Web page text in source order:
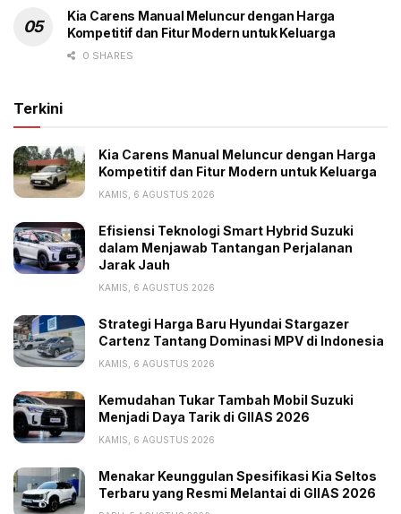
Kia Carens Manual Meluncur dengan Harga
Kompetitif dan Fitur Modern untuk Keluarga
0 SHARES
Terkini
Kia Carens Manual Meluncur dengan Harga
Kompetitif dan Fitur Modern untuk Keluarga
KAMIS, 6 AGUSTUS 2026
Efisiensi Teknologi Smart Hybrid Suzuki
dalam Menjawab Tantangan Perjalanan
Jarak Jauh
KAMIS, 6 AGUSTUS 2026
Strategi Harga Baru Hyundai Stargazer
Cartenz Tantang Dominasi MPV di Indonesia
KAMIS, 6 AGUSTUS 2026
Kemudahan Tukar Tambah Mobil Suzuki
Menjadi Daya Tarik di GIIAS 2026
KAMIS, 6 AGUSTUS 2026
Menakar Keunggulan Spesifikasi Kia Seltos
Terbaru yang Resmi Melantai di GIIAS 2026